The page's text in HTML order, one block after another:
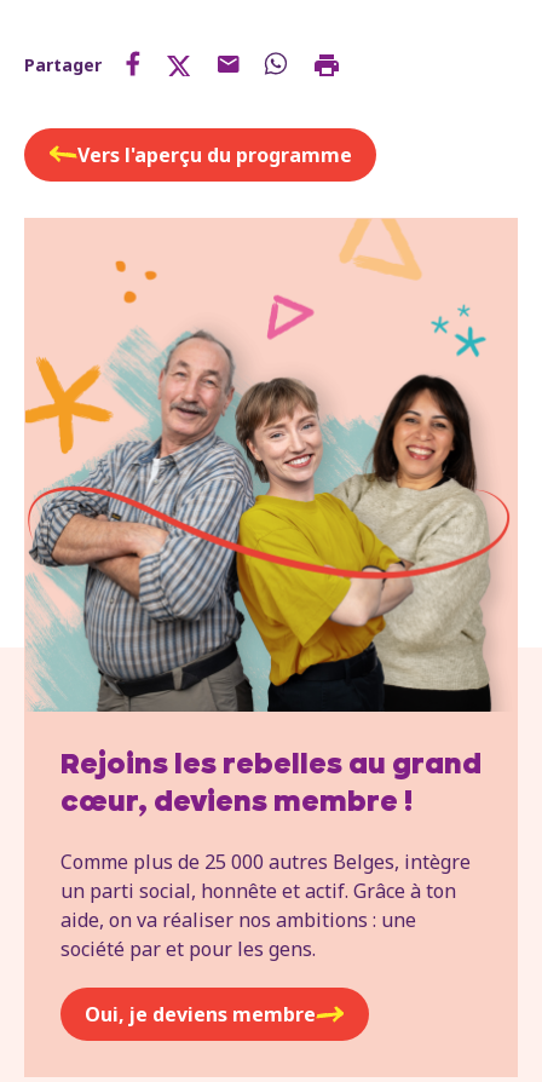
Partager
Vers l'aperçu du programme
Rejoins les rebelles au grand
cœur, deviens membre !
Comme plus de 25 000 autres Belges, intègre
un parti social, honnête et actif. Grâce à ton
aide, on va réaliser nos ambitions : une
société par et pour les gens.
Oui, je deviens membre